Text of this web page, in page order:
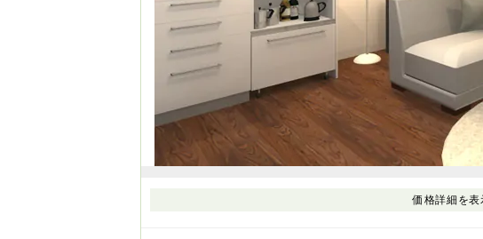
価格詳細を